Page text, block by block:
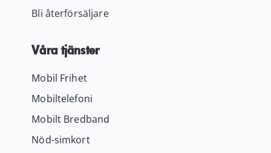
Bli återförsäljare
Våra tjänster
Mobil Frihet
Mobiltelefoni
Mobilt Bredband
Nöd-simkort